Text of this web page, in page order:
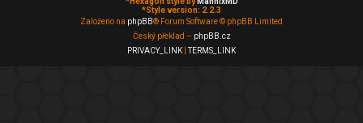
*Style version: 2.2.3
Založeno na phpBB® Forum Software © phpBB Limited
Český překlad – phpBB.cz
PRIVACY_LINK |TERMS_LINK